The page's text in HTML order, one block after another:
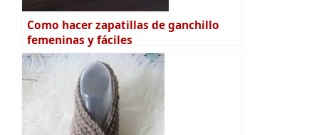
Como hacer zapatillas de ganchillo
femeninas y fáciles